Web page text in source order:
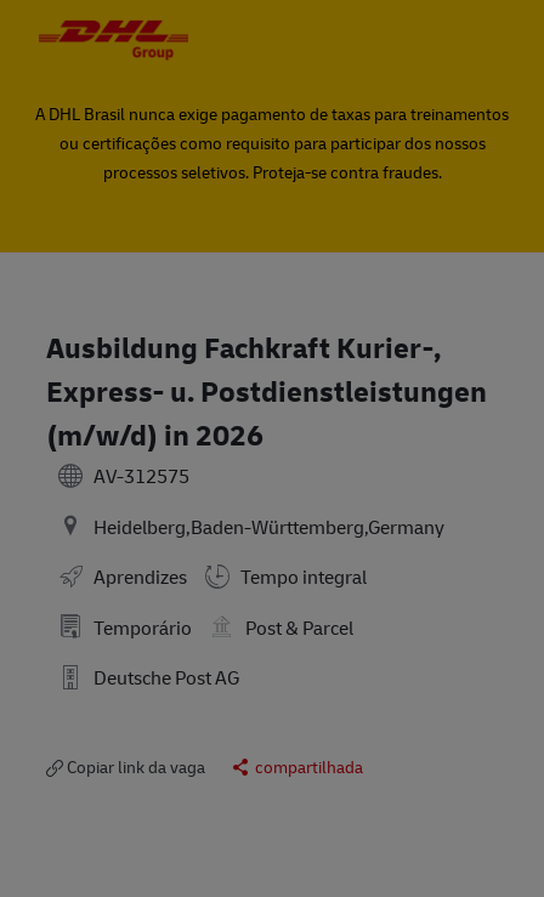
A DHL Brasil nunca exige pagamento de taxas para treinamentos
ou certificações como requisito para participar dos nossos
processos seletivos. Proteja-se contra fraudes.
Ausbildung Fachkraft Kurier-,
Express- u. Postdienstleistungen
(m/w/d) in 2026
AV-312575
Heidelberg,Baden-Württemberg,Germany
Aprendizes
Tempo integral
Temporário
Post & Parcel
Deutsche Post AG
Copiar link da vaga compartilhada